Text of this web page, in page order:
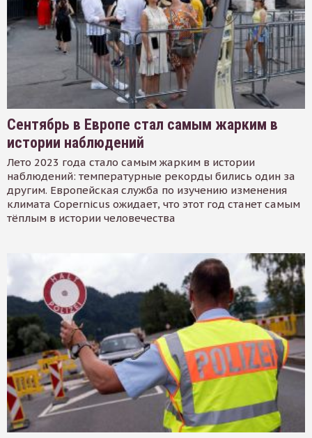
Сентябрь в Европе стал самым жарким в
истории наблюдений
Лето 2023 года стало самым жарким в истории
наблюдений: температурные рекорды бились один за
другим. Европейская служба по изучению изменения
климата Copernicus ожидает, что этот год станет самым
тёплым в истории человечества